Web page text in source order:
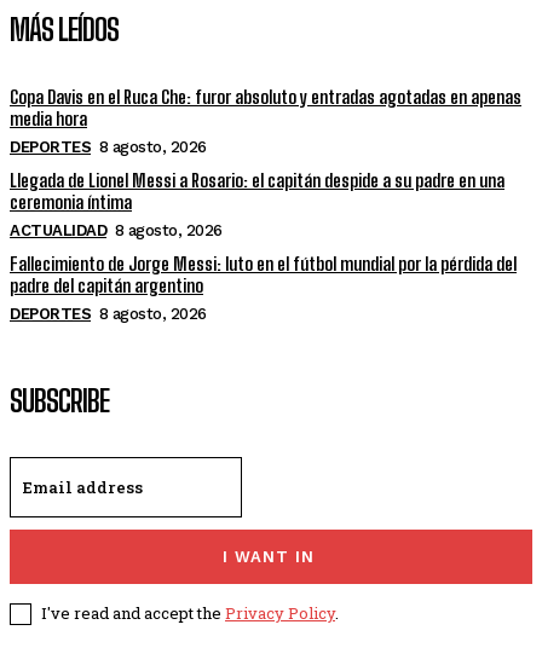
MÁS LEÍDOS
Copa Davis en el Ruca Che: furor absoluto y entradas agotadas en apenas
media hora
DEPORTES 8 agosto, 2026
Llegada de Lionel Messi a Rosario: el capitán despide a su padre en una
ceremonia íntima
ACTUALIDAD 8 agosto, 2026
Fallecimiento de Jorge Messi: luto en el fútbol mundial por la pérdida del
padre del capitán argentino
DEPORTES 8 agosto, 2026
SUBSCRIBE
I WANT IN
I've read and accept the Privacy Policy.